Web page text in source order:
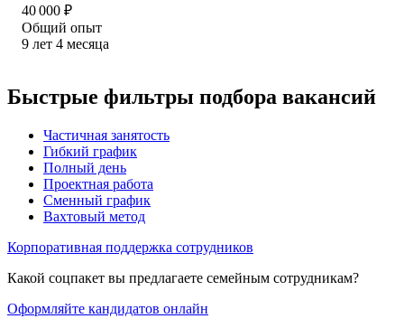
40 000 ₽
Общий опыт
9 лет 4 месяца
Быстрые фильтры подбора вакансий
Частичная занятость
Гибкий график
Полный день
Проектная работа
Сменный график
Вахтовый метод
Корпоративная поддержка сотрудников
Какой соцпакет вы предлагаете семейным сотрудникам?
Оформляйте кандидатов онлайн